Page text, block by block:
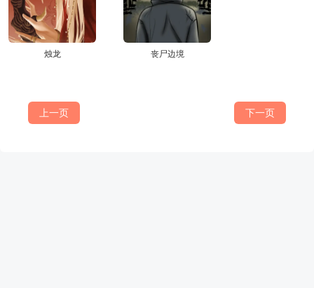
烛龙 丧尸边境
上一页 下一页